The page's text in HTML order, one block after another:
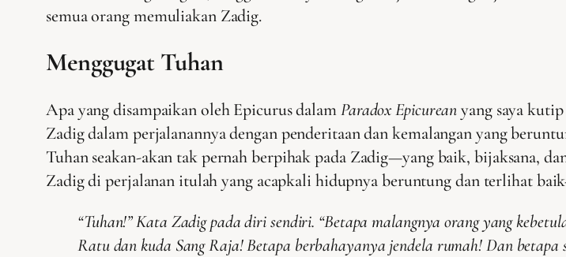
semua orang memuliakan Zadig.
Menggugat Tuhan
Apa yang disampaikan oleh Epicurus dalamParadox Epicureanyang saya
Zadig dalam perjalanannya dengan penderitaan dan kemalangan yang
Tuhan seakan-akan tak pernah berpihak pada Zadig—yang baik, bijaksana,
Zadig di perjalanan itulah yang acapkali hidupnya beruntung dan terlihat
“Tuhan!” Kata Zadig pada diri sendiri. “Betapa malangnya orang yang
Ratu dan kuda Sang Raja! Betapa berbahayanya jendela rumah! Dan